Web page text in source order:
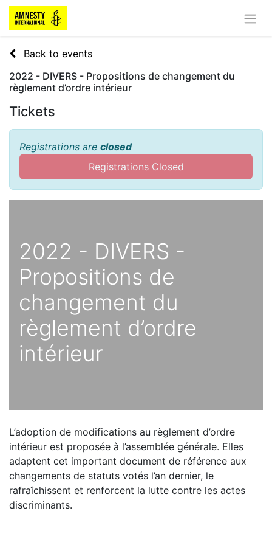
Back to events
2022 - DIVERS - Propositions de changement du
règlement d’ordre intérieur
Tickets
Registrations are closed
Registrations Closed
2022 - DIVERS -
Propositions de
changement du
règlement d’ordre
intérieur
L’adoption de modifications au règlement d’ordre
intérieur est proposée à l’assemblée générale. Elles
adaptent cet important document de référence aux
changements de statuts votés l’an dernier, le
rafraîchissent et renforcent la lutte contre les actes
discriminants.